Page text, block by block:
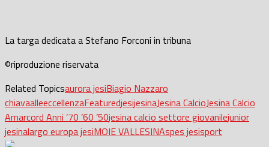
La targa dedicata a Stefano Forconi in tribuna
©riproduzione riservata
Related Topicsaurora jesiBiagio Nazzaro
chiavaalleeccellenzaFeaturedjesijesinaJesina CalcioJesina Calcio
Amarcord Anni ’70 ’60 ’50jesina calcio settore giovanilejunior
jesinalargo europa jesiMOIE VALLESINAspes jesisport